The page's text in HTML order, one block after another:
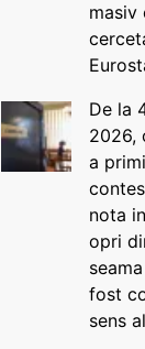
masiv
De la
2026,
a
nota
opri
fost
sens